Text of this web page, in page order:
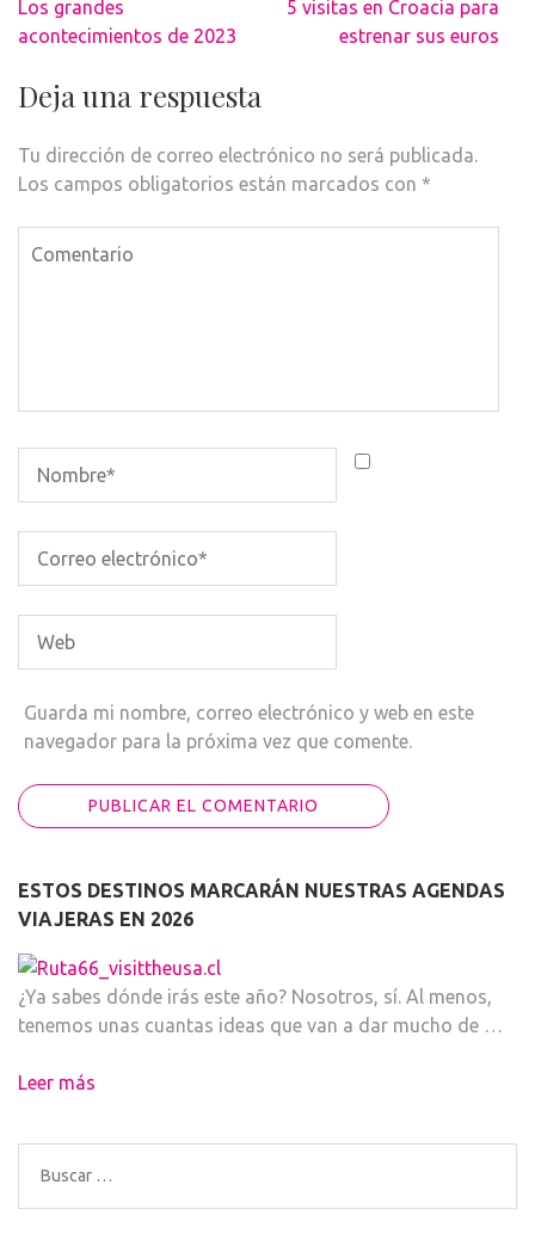
de
Los grandes
acontecimientos de 2023
5 visitas en Croacia para
estrenar sus euros
Deja una respuesta
Tu dirección de correo electrónico no será publicada.
Los campos obligatorios están marcados con *
Guarda mi nombre, correo electrónico y web en este
navegador para la próxima vez que comente.
ESTOS DESTINOS MARCARÁN NUESTRAS AGENDAS
VIAJERAS EN 2026
¿Ya sabes dónde irás este año? Nosotros, sí. Al menos,
tenemos unas cuantas ideas que van a dar mucho de …
Leer más
Buscar: